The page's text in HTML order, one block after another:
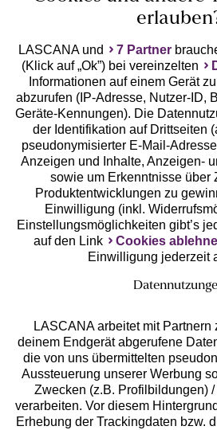
Geprüfte Sicherheit
Unsere Apps
Services
Beratung
LASCANA und 7 Partner
(Klick auf „Ok”) bei vereinzelten
Informationen auf einem Gerät
abzurufen (IP-Adresse, Nutzer-ID,
Geräte-Kennungen). Die
der Identifikation auf Drittseiten
pseudonymisierter E-Mail-
Anzeigen und Inhalte, Anzeigen-
sowie um Erkenntnisse über
Produktentwicklungen zu
Einwilligung (inkl.
Einstellungsmöglichkeiten gibt’s
auf den Link
Cookies
Einwilligung jederzeit
LASCANA arbeitet mit Partnern
deinem Endgerät abgerufene
die von uns übermittelten
Aussteuerung unserer Werbung
Zwecken (z.B. Profilbildungen)
verarbeiten. Vor diesem
Erhebung der Trackingdaten bzw.